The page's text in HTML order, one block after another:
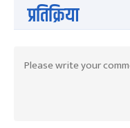
प्रतिक्रिया